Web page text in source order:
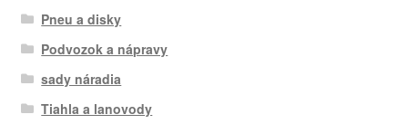
Pneu a disky
Podvozok a nápravy
sady náradia
Tiahla a lanovody